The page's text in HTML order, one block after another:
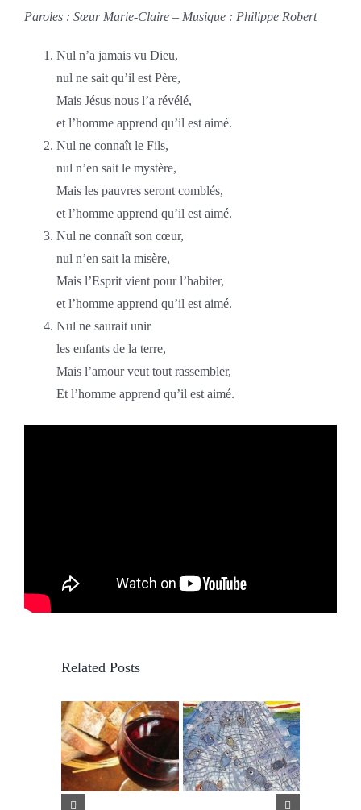
Paroles : Sœur Marie-Claire – Musique : Philippe Robert
Nul n’a jamais vu Dieu,
nul ne sait qu’il est Père,
Mais Jésus nous l’a révélé,
et l’homme apprend qu’il est aimé.
Nul ne connaît le Fils,
nul n’en sait le mystère,
Mais les pauvres seront comblés,
et l’homme apprend qu’il est aimé.
Nul ne connaît son cœur,
nul n’en sait la misère,
Mais l’Esprit vient pour l’habiter,
et l’homme apprend qu’il est aimé.
Nul ne saurait unir
les enfants de la terre,
Mais l’amour veut tout rassembler,
Et l’homme apprend qu’il est aimé.
Related Posts